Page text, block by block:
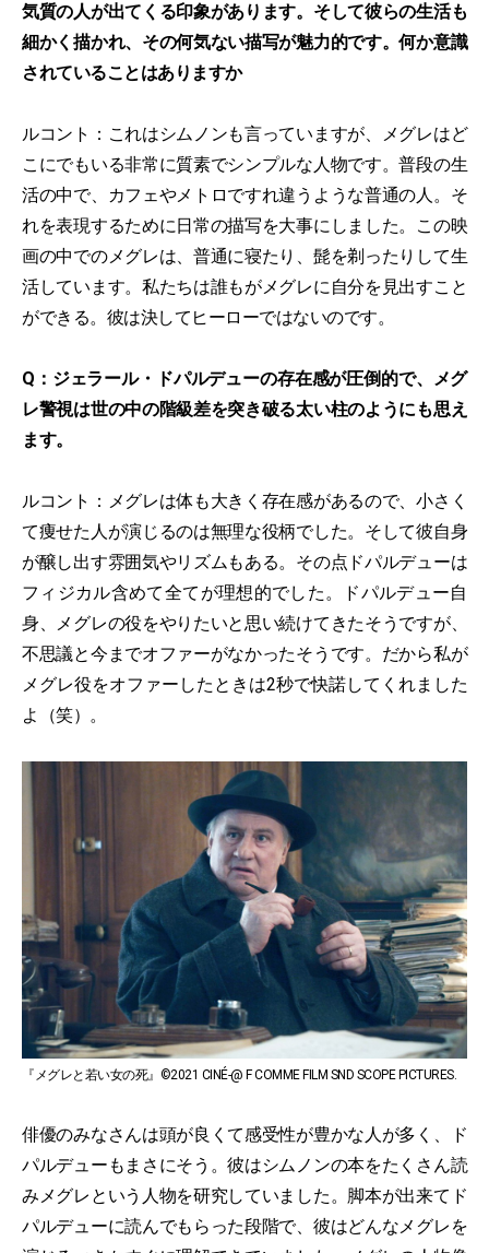
気質の人が出てくる印象があります。そして彼らの生活も
細かく描かれ、その何気ない描写が魅力的です。何か意識
されていることはありますか
ルコント：これはシムノンも言っていますが、メグレはど
こにでもいる非常に質素でシンプルな人物です。普段の生
活の中で、カフェやメトロですれ違うような普通の人。そ
れを表現するために日常の描写を大事にしました。この映
画の中でのメグレは、普通に寝たり、髭を剃ったりして生
活しています。私たちは誰もがメグレに自分を見出すこと
ができる。彼は決してヒーローではないのです。
Q：ジェラール・ドパルデューの存在感が圧倒的で、メグ
レ警視は世の中の階級差を突き破る太い柱のようにも思え
ます。
ルコント：メグレは体も大きく存在感があるので、小さく
て痩せた人が演じるのは無理な役柄でした。そして彼自身
が醸し出す雰囲気やリズムもある。その点ドパルデューは
フィジカル含めて全てが理想的でした。ドパルデュー自
身、メグレの役をやりたいと思い続けてきたそうですが、
不思議と今までオファーがなかったそうです。だから私が
メグレ役をオファーしたときは2秒で快諾してくれました
よ（笑）。
『メグレと若い女の死』©2021 CINÉ-@ F COMME FILM SND SCOPE PICTURES.
俳優のみなさんは頭が良くて感受性が豊かな人が多く、ド
パルデューもまさにそう。彼はシムノンの本をたくさん読
みメグレという人物を研究していました。脚本が出来てド
パルデューに読んでもらった段階で、彼はどんなメグレを